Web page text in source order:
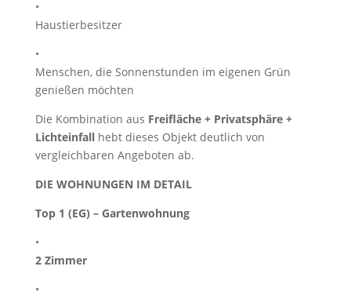
•
Haustierbesitzer
•
Menschen, die Sonnenstunden im eigenen Grün
genießen möchten
Die Kombination aus Freifläche + Privatsphäre +
Lichteinfallhebt dieses Objekt deutlich von
vergleichbaren Angeboten ab.
DIE WOHNUNGEN IM DETAIL
Top 1 (EG) – Gartenwohnung
•
2 Zimmer
•